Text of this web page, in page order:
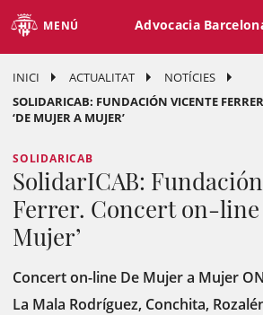
MENÚ Advocacia
INICI ACTUALITAT
NOTÍCIES
SOLIDARICAB: FUNDACIÓN VICENTE
‘DE MUJER A MUJER’
SOLIDARICAB
SolidarICAB:
Ferrer. Concert on-line
Mujer’
Concert on-line De Mujer a Mujer
La Mala Rodríguez, Conchita,